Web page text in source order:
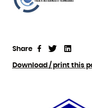
Share ShareTweet
Download / print this